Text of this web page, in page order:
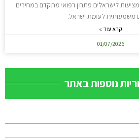
מציעות לישראלים פתרון רפואי מתקדם במחירים
משמעותית לעומת ישראל.
קרא עוד »
01/07/2026
נוספות באתר